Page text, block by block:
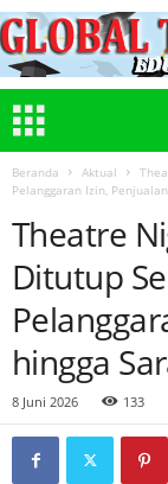
Beranda Aktual
Pelanggaran Izin,
Theatre
Ditutup
hingga
8 Juni 2026 133